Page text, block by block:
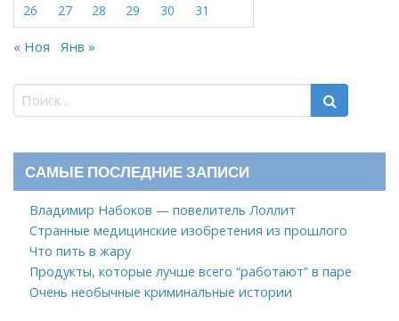
26
27 28 29 30 31
« Ноя Янв »
САМЫЕ ПОСЛЕДНИЕ ЗАПИСИ
Владимир Набоков — повелитель Лоллит
Странные медицинские изобретения из прошлого
Что пить в жару
Продукты, которые лучше всего “работают” в паре
Очень необычные криминальные истории